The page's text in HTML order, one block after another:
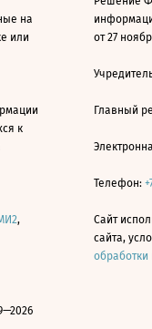
на
или
к
,
от 27
Главный
Телефон:
Сайт
сайта,